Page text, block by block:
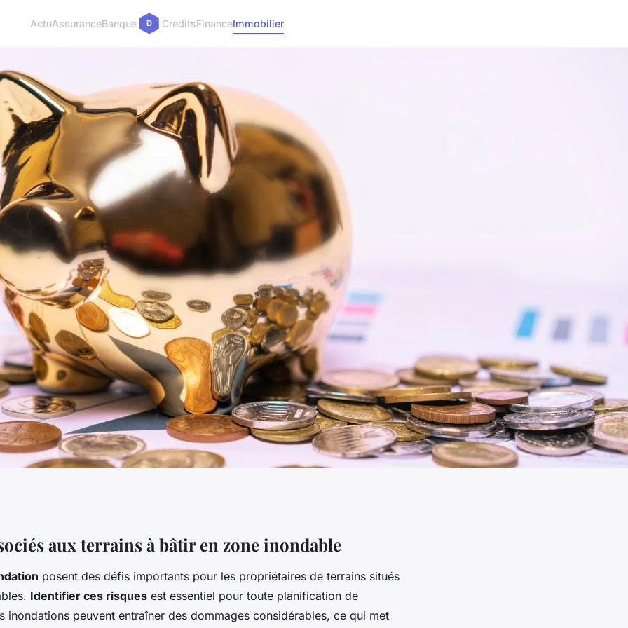
ActuAssuranceBanque CreditsFinanceImmobilier
zone inondable :
aux terrains à bâtir en zone inondable
posent des défis importants pour les propriétaires de terrains situés
Identifier ces risques est essentiel pour toute planification de
inondations peuvent entraîner des dommages considérables, ce qui met